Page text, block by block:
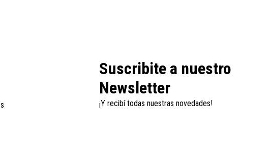
Suscribite a nuestro
Newsletter
¡Y recibí todas nuestras novedades!